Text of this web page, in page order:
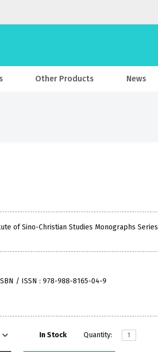
Other Products News
of Sino-Christian Studies Monographs Series
/ ISSN : 978-988-8165-04-9
In Stock Quantity: